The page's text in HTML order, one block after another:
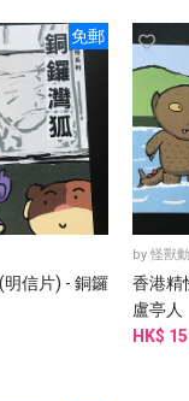
免郵
信片) - 銅鑼
by怪獸
香港精
盧亭人
HK$ 15